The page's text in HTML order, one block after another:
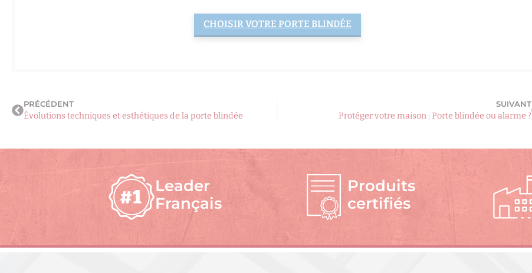
CHOISIR VOTRE PORTE BLINDÉE
PRÉCÉDENT
Évolutions techniques et esthétiques de la porte blindée
SUIVANT
Protéger votre maison : Porte blindée ou alarme ?
Leader
Français
Produits
certifiés